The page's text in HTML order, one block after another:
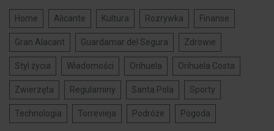
Home Alicante Kultura Rozrywka Finanse
Gran Alacant Guardamar del Segura Zdrowie
Styl życia Wiadomości Orihuela Orihuela Costa
Zwierzęta Regulaminy Santa Pola Sporty
Technologia Torrevieja Podróże Pogoda